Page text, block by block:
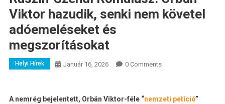
Viktor hazudik, senki nem követel
adóemeléseket és
megszorításokat
Helyi Hírek Január 16, 2026 0 Comments
A nemrég bejelentett, Orbán Viktor-féle “nemzeti petíció”